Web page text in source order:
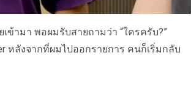
ข้ามา พอผมรับสายถามว่า “ใครครับ?”
หลังจากที่ผมไปออกรายการ คนก็เริ่มกลับ